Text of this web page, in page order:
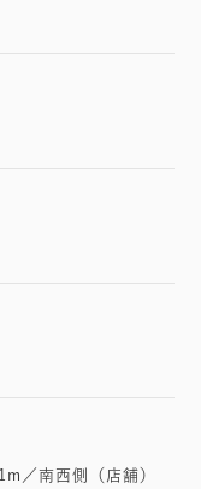
／南西側（店舗）